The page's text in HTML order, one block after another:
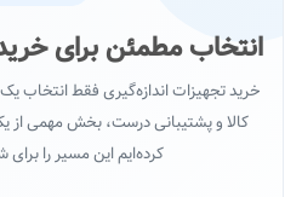
انتخاب مطمئن برای
خرید تجهیزات اندازه‌گیری فقط
کالا و پشتیبانی درست، بخش مهمی
کرده‌ایم این مسیر را